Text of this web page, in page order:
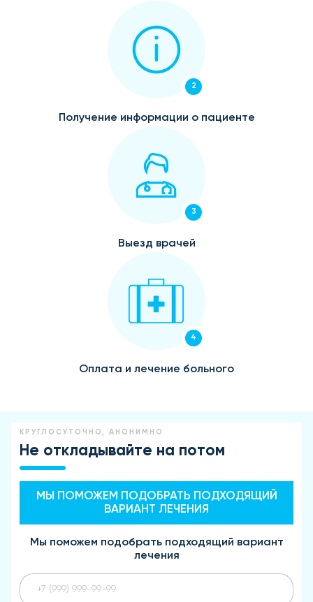
2
Получение информации о пациенте
3
Выезд врачей
4
Оплата и лечение больного
КРУГЛОСУТОЧНО, АНОНИМНО
Не откладывайте на потом
МЫ ПОМОЖЕМ ПОДОБРАТЬ ПОДХОДЯЩИЙ
ВАРИАНТ ЛЕЧЕНИЯ
Мы поможем подобрать подходящий вариант
лечения